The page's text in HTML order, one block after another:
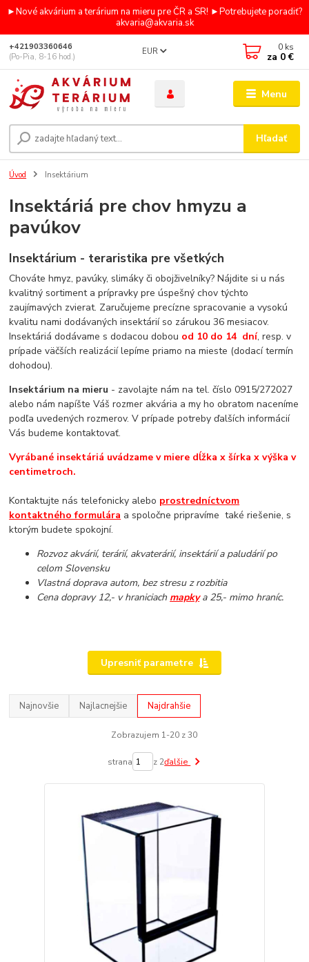
►Nové akvárium a terárium na mieru pre ČR a SR! ►Potrebujete poradiť?
akvaria@akvaria.sk
Menu
EUR
Hľadať
+421903360646
(Po-Pia, 8-16 hod.)
0 ks
za 0 €
Úvod Insektárium
Insektáriá pre chov hmyzu a
pavúkov
Insektárium - teraristika pre všetkých
Chováte hmyz, pavúky, slimáky či obojživelníky? Nájdite si u nás
kvalitný sortiment a prípravky pre úspešný chov týchto
zaujímavých zvierat. Zaručujeme precízne spracovanie a vysokú
kvalitu nami dodávaných insektárií so zárukou 36 mesiacov.
Insektáriá dodávame s dodacou dobou od 10 do 14 dní, resp. v
prípade väčších realizácií lepíme priamo na mieste (dodací termín
dohodou).
Insektárium na mieru - zavolajte nám na tel. číslo 0915/272027
alebo nám napíšte Váš rozmer akvária a my ho obratom naceníme
podľa uvedených rozmerov. V prípade potreby ďalších informácií
Vás budeme kontaktovať.
Vyrábané insektáriá uvádzame v miere dĺžka x šírka x výška v
centimetroch.
Kontaktujte nás telefonicky alebo prostredníctvom
kontaktného formulára a spoločne pripravíme také riešenie, s
ktorým budete spokojní.
Rozvoz akvárií, terárií, akvaterárií, insektárií a paludárií po
celom Slovensku
Vlastná doprava autom, bez stresu z rozbitia
Cena dopravy 12,- v hraniciach mapkya 25,- mimo hraníc.
Upresniť parametre
Najnovšie Najlacnejšie Najdrahšie
Zobrazujem 1-20 z 30
strana z 2ďalšie